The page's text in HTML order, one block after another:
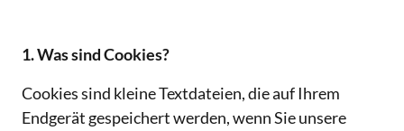
1. Was sind Cookies?
Cookies sind kleine Textdateien, die auf Ihrem
Endgerät gespeichert werden, wenn Sie unsere